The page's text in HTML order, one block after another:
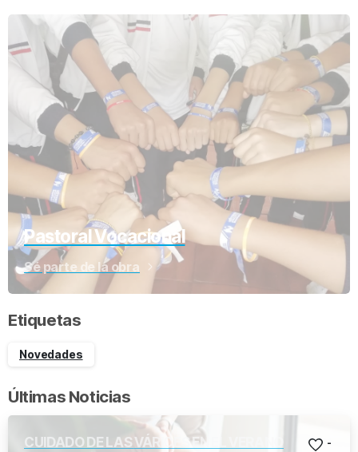
Pastoral Vocacional
Sé parte de la obra
Etiquetas
Novedades
Últimas Noticias
CUIDADO DE LAS VÁRICES EN EL VERANO -